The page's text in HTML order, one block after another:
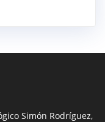
Simón Rodríguez,